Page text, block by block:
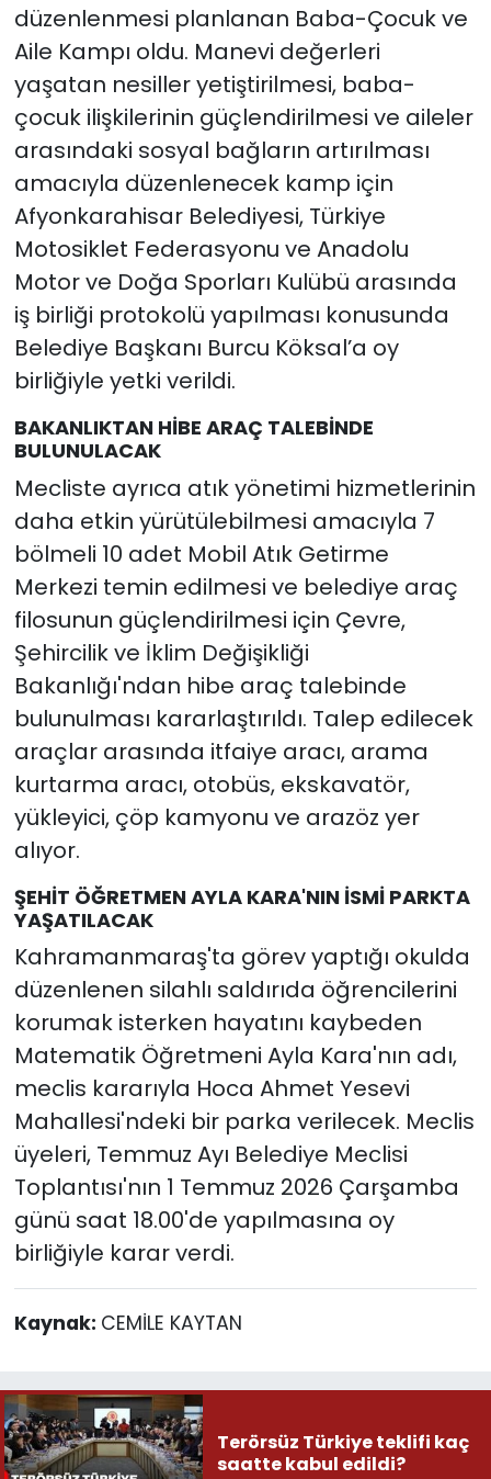
düzenlenmesi planlanan Baba-Çocuk ve
Aile Kampı oldu. Manevi değerleri
yaşatan nesiller yetiştirilmesi, baba-
çocuk ilişkilerinin güçlendirilmesi ve aileler
arasındaki sosyal bağların artırılması
amacıyla düzenlenecek kamp için
Afyonkarahisar Belediyesi, Türkiye
Motosiklet Federasyonu ve Anadolu
Motor ve Doğa Sporları Kulübü arasında
iş birliği protokolü yapılması konusunda
Belediye Başkanı Burcu Köksal’a oy
birliğiyle yetki verildi.
BAKANLIKTAN HİBE ARAÇ TALEBİNDE
BULUNULACAK
Mecliste ayrıca atık yönetimi hizmetlerinin
daha etkin yürütülebilmesi amacıyla 7
bölmeli 10 adet Mobil Atık Getirme
Merkezi temin edilmesi ve belediye araç
filosunun güçlendirilmesi için Çevre,
Şehircilik ve İklim Değişikliği
Bakanlığı'ndan hibe araç talebinde
bulunulması kararlaştırıldı. Talep edilecek
araçlar arasında itfaiye aracı, arama
kurtarma aracı, otobüs, ekskavatör,
yükleyici, çöp kamyonu ve arazöz yer
alıyor.
ŞEHİT ÖĞRETMEN AYLA KARA'NIN İSMİ PARKTA
YAŞATILACAK
Kahramanmaraş'ta görev yaptığı okulda
düzenlenen silahlı saldırıda öğrencilerini
korumak isterken hayatını kaybeden
Matematik Öğretmeni Ayla Kara'nın adı,
meclis kararıyla Hoca Ahmet Yesevi
Mahallesi'ndeki bir parka verilecek. Meclis
üyeleri, Temmuz Ayı Belediye Meclisi
Toplantısı'nın 1 Temmuz 2026 Çarşamba
günü saat 18.00'de yapılmasına oy
birliğiyle karar verdi.
Kaynak: CEMİLE KAYTAN
Terörsüz Türkiye teklifi kaç
saatte kabul edildi?